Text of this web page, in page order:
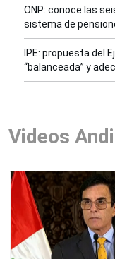
ONP: conoce las
sistema de
IPE: propuesta del
“balanceada” y
Videos